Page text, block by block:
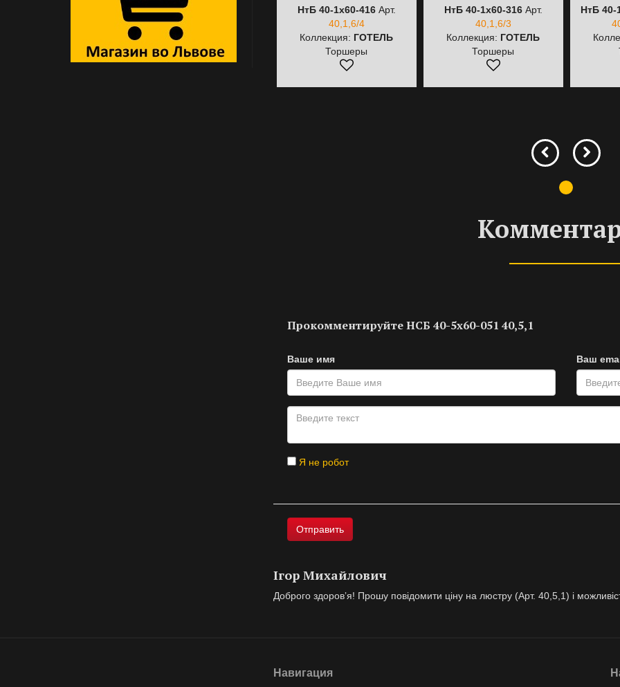
НтБ 40-1х60-416Арт.
40,1,6/4
Коллекция: ГОТЕЛЬ
Торшеры
НтБ 40-1х60-316Арт.
40,1,6/3
Коллекция: ГОТЕЛЬ
Торшеры
НтБ 40-
Прокомментируйте НСБ 40-5х60-051 40,5,1
Ваше имя Ваш
Я не робот
Ігор Михайлович
Доброго здоровʼя! Прошу повідомити ціну на люстру (Арт. 40,5,1) і
Навигация